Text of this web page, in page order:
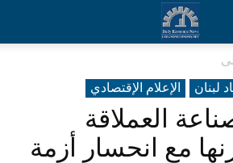
لبنان الإعلام الإقتصادي
العملاقة
مع انحسار أزمة